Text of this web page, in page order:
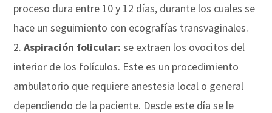
proceso dura entre 10 y 12 días, durante los cuales se
hace un seguimiento con ecografías transvaginales.
Aspiración folicular: se extraen los ovocitos del
interior de los folículos. Este es un procedimiento
ambulatorio que requiere anestesia local o general
dependiendo de la paciente. Desde este día se le